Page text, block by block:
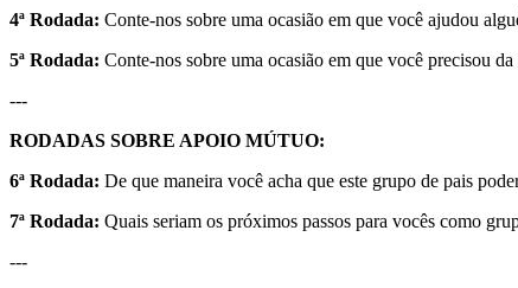
4ª Rodada: Conte-nos sobre uma ocasião em que você ajudou
5ª Rodada: Conte-nos sobre uma ocasião em que você precisou
---
RODADAS SOBRE APOIO MÚTUO:
6ª Rodada: De que maneira você acha que este grupo de pais
7ª Rodada: Quais seriam os próximos passos para vocês como
---